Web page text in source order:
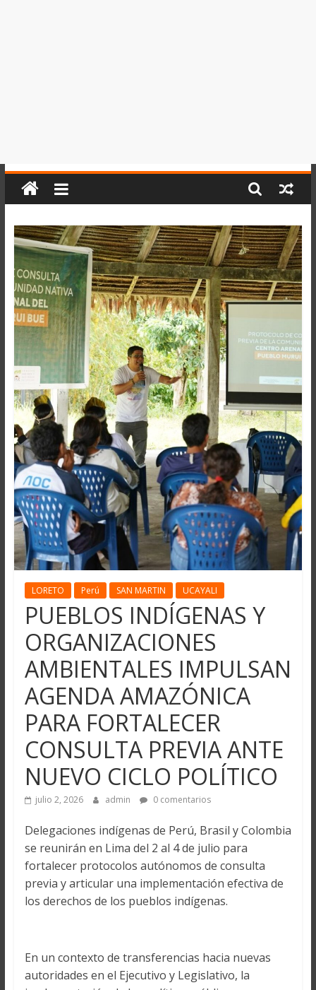
LORETO Perú SAN MARTIN UCAYALI
PUEBLOS INDÍGENAS Y
ORGANIZACIONES
AMBIENTALES IMPULSAN
AGENDA AMAZÓNICA
PARA FORTALECER
CONSULTA PREVIA ANTE
NUEVO CICLO POLÍTICO
julio 2, 2026 admin 0 comentarios
Delegaciones indígenas de Perú, Brasil y Colombia
se reunirán en Lima del 2 al 4 de julio para
fortalecer protocolos autónomos de consulta
previa y articular una implementación efectiva de
los derechos de los pueblos indígenas.
En un contexto de transferencias hacia nuevas
autoridades en el Ejecutivo y Legislativo, la